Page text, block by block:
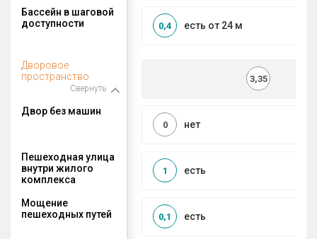
Бассейн в шаговой
доступности
есть от 24 м
0,4
Дворовое
пространство
Свернуть
3,35
Двор без машин
нет
0
Пешеходная улица
внутри жилого
комплекса
есть
1
Мощение
пешеходных путей
есть
0,1